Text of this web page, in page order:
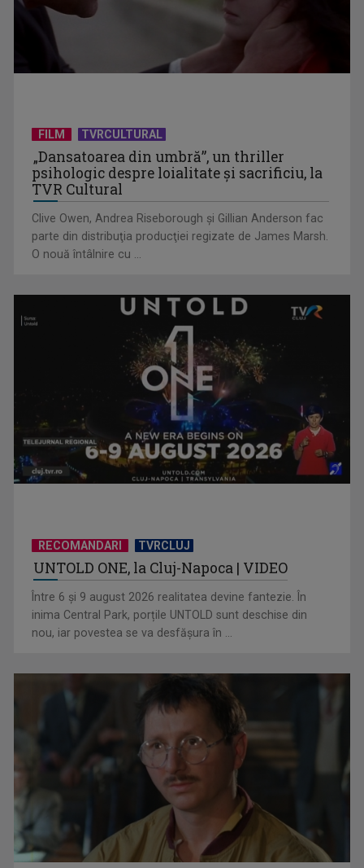
CM 2026: Franța, calificată în semifinale după 2-0 cu Maroc
Cătălin Preda și Constantin Popovici luptă pentru trofeul
Cupei Mondiale la ...
CM 2026: Elveția se impune la penalty-uri, în timp ce
Argentina reușește o ...
Echipele gazdă părăsesc Cupa Mondială în faza optimilor, în
timp ce Spania ...
FILM TVRCULTURAL
„Dansatoarea din umbră”, un thriller
psihologic despre loialitate și sacrificiu, la
TVR Cultural
Clive Owen, Andrea Riseborough şi Gillian Anderson fac
parte din distribuţia producţiei regizate de James Marsh.
O nouă întâlnire cu ...
RECOMANDARI TVRCLUJ
UNTOLD ONE, la Cluj-Napoca | VIDEO
Între 6 și 9 august 2026 realitatea devine fantezie. În
inima Central Park, porțile UNTOLD sunt deschise din
nou, iar povestea se va desfășura în ...